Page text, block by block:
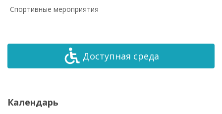
Спортивные мероприятия
Доступная среда
Календарь